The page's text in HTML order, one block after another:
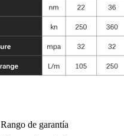
Rango de garantía